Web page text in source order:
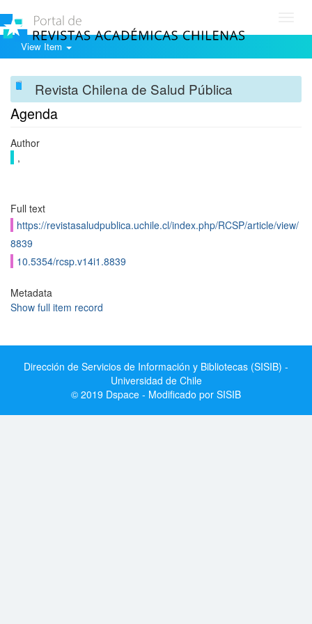
View Item
Revista Chilena de Salud Pública
Agenda
Author
,
Full text
https://revistasaludpublica.uchile.cl/index.php/RCSP/article/view/
8839
10.5354/rcsp.v14i1.8839
Metadata
Show full item record
Dirección de Servicios de Información y Bibliotecas (SISIB) -
Universidad de Chile
© 2019 Dspace - Modificado por SISIB